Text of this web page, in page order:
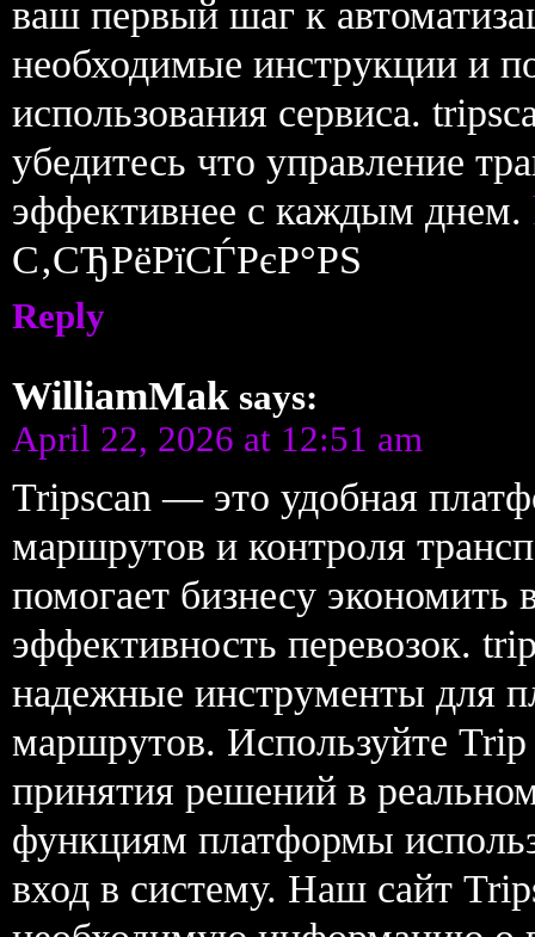
ваш первый шаг к
необходимые инструкции и
использования сервиса.
убедитесь что управление
эффективнее с каждым днем.
С‚СЂРёРїСЃРєР°РЅ
Reply
WilliamMak says:
April 22, 2026 at 12:51 am
Tripscan — это удобная
маршрутов и контроля
помогает бизнесу
эффективность перевозок.
надежные инструменты для
маршрутов. Используйте Trip
принятия решений в
функциям платформы
вход в систему. Наш сайт